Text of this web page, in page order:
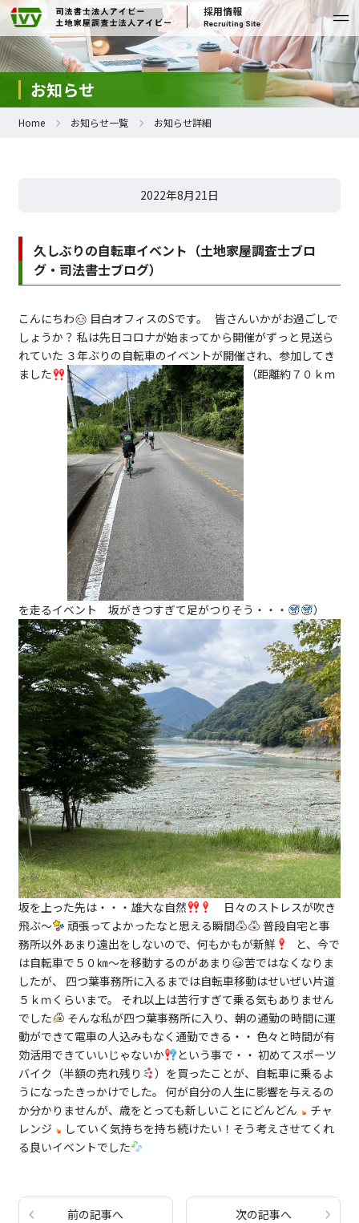
採用情報
Recruiting Site
お知らせ
Home お知らせ一覧 お知らせ詳細
2022年8月21日
久しぶりの自転車イベント（土地家屋調査士ブロ
グ・司法書士ブログ）
こんにちわ
目白オフィスのSです。 皆さんいかがお過ごしで
しょうか？ 私は先日コロナが始まってから開催がずっと見送ら
れていた ３年ぶりの自転車のイベントが開催され、参加してき
ました
（距離約７０ｋｍ
を走るイベント 坂がきつすぎて足がつりそう・・・ ）
坂を上った先は・・・雄大な自然
日々のストレスが吹き
飛ぶ～
頑張ってよかったなと思える瞬間
普段自宅と事
務所以外あまり遠出をしないので、何もかもが新鮮
と、今で
は自転車で５０㎞～を移動するのがあまり
苦ではなくなりま
したが、 四つ葉事務所に入るまでは自転車移動はせいぜい片道
５ｋｍくらいまで。 それ以上は苦行すぎて乗る気もありません
でした
そんな私が四つ葉事務所に入り、朝の通勤の時間に運
動ができて電車の人込みもなく通勤できる・・ 色々と時間が有
効活用できていいじゃないか
という事で・・ 初めてスポーツ
バイク（半額の売れ残り
）を買ったことが、自転車に乗るよ
うになったきっかけでした。 何が自分の人生に影響を与えるの
か分かりませんが、歳をとっても新しいことにどんどん
チャ
レンジ
していく気持ちを持ち続けたい！そう考えさせてくれ
る良いイベントでした
前の記事へ 次の記事へ